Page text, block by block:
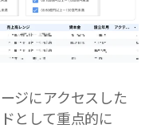
ジにアクセスした
として重点的に